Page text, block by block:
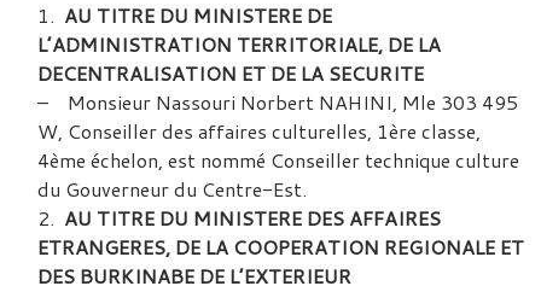
AU TITRE DU MINISTERE DE
L’ADMINISTRATION TERRITORIALE, DE LA
DECENTRALISATION ET DE LA SECURITE
– Monsieur Nassouri Norbert NAHINI, Mle 303 495
W, Conseiller des affaires culturelles, 1ère classe,
4ème échelon, est nommé Conseiller technique culture
du Gouverneur du Centre-Est.
AU TITRE DU MINISTERE DES AFFAIRES
ETRANGERES, DE LA COOPERATION REGIONALE ET
DES BURKINABE DE L’EXTERIEUR